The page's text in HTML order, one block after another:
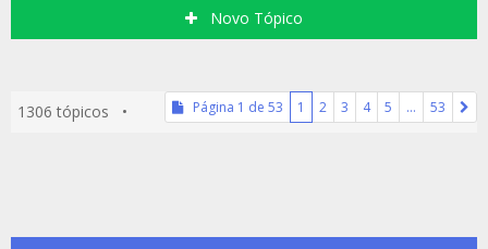
Novo Tópico
1306 tópicos • Página 1 de 53 1 2 3 4 5 … 53